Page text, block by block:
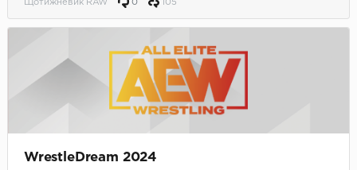
Щотижневик RAW 0 105
WrestleDream 2024